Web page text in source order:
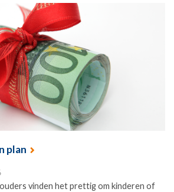
plan
vinden het prettig om kinderen of